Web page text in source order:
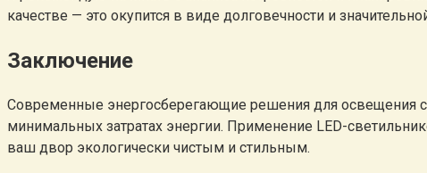
качестве — это окупится в виде долговечности и
Заключение
Современные энергосберегающие решения для освещения
минимальных затратах энергии. Применение LED-
ваш двор экологически чистым и стильным.